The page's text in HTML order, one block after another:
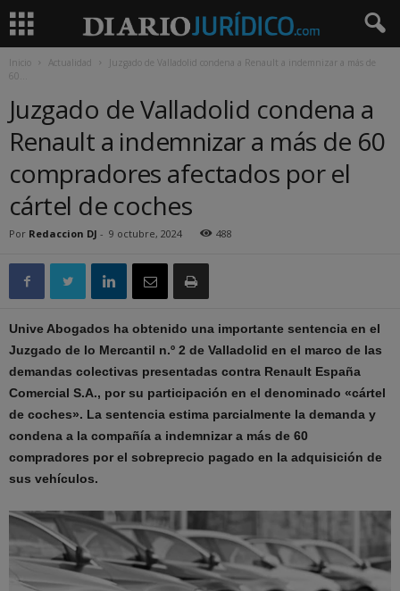
Inicio Actualidad
Juzgado de Valladolid condena a Renault a indemnizar a más de
60...
Juzgado de Valladolid condena a
Renault a indemnizar a más de 60
compradores afectados por el
cártel de coches
Por Redaccion DJ - 9 octubre, 2024 488
Unive Abogados ha obtenido una importante sentencia en el
Juzgado de lo Mercantil n.º 2 de Valladolid en el marco de las
demandas colectivas presentadas contra Renault España
Comercial S.A., por su participación en el denominado «cártel
de coches». La sentencia estima parcialmente la demanda y
condena a la compañía a indemnizar a más de 60
compradores por el sobreprecio pagado en la adquisición de
sus vehículos.